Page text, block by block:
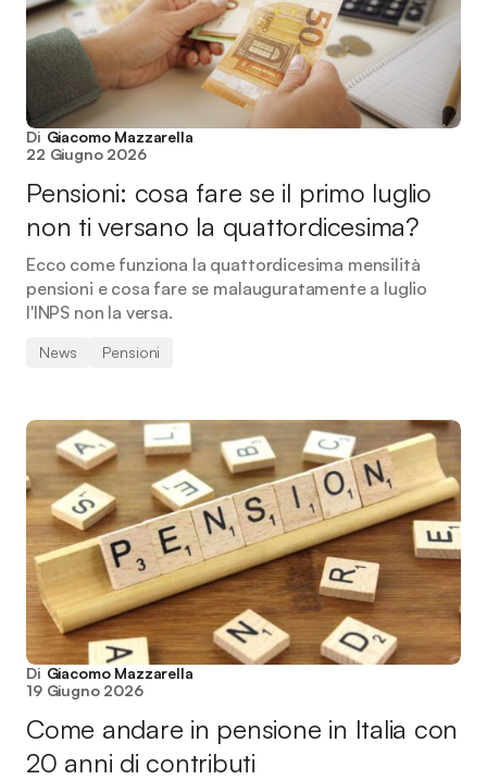
Di Giacomo Mazzarella
22 Giugno 2026
Pensioni: cosa fare se il primo luglio
non ti versano la quattordicesima?
Ecco come funziona la quattordicesima mensilità
pensioni e cosa fare se malauguratamente a luglio
l'INPS non la versa.
News Pensioni
Di Giacomo Mazzarella
19 Giugno 2026
Come andare in pensione in Italia con
20 anni di contributi